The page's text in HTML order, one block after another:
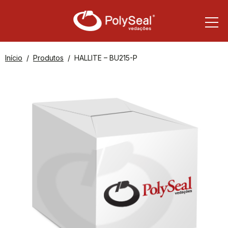
Início Produtos HALLITE – BU215-P